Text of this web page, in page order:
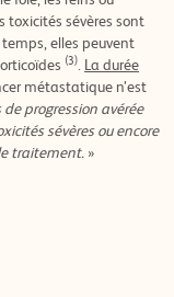
toxicités sévères sont
elles peuvent
(3). La durée
métastatique n’est
de progression avérée
sévères ou encore
traitement. »